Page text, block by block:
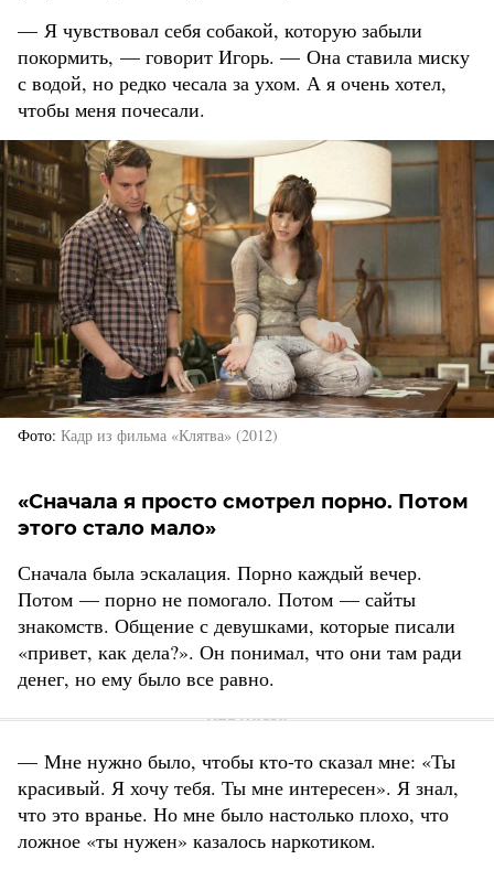
— Я чувствовал себя собакой, которую забыли
покормить, — говорит Игорь. — Она ставила миску
с водой, но редко чесала за ухом. А я очень хотел,
чтобы меня почесали.
Фото Кадр из фильма «Клятва» (2012)
«Сначала я просто смотрел порно. Потом
этого стало мало»
Сначала была эскалация. Порно каждый вечер.
Потом — порно не помогало. Потом — сайты
знакомств. Общение с девушками, которые писали
«привет, как дела?». Он понимал, что они там ради
денег, но ему было все равно.
— Мне нужно было, чтобы кто-то сказал мне: «Ты
красивый. Я хочу тебя. Ты мне интересен». Я знал,
что это вранье. Но мне было настолько плохо, что
ложное «ты нужен» казалось наркотиком.